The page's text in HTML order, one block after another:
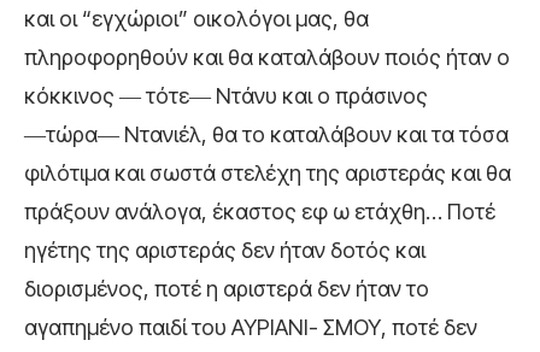
και οι “εγχώριοι” οικολόγοι μας, θα
πληροφορηθούν και θα καταλάβουν ποιός ήταν ο
κόκκινος ― τότε― Ντάνυ και ο πράσινος
―τώρα― Ντανιέλ, θα το καταλάβουν και τα τόσα
φιλότιμα και σωστά στελέχη της αριστεράς και θα
πράξουν ανάλογα, έκαστος εφ ω ετάχθη… Ποτέ
ηγέτης της αριστεράς δεν ήταν δοτός και
διορισμένος, ποτέ η αριστερά δεν ήταν το
αγαπημένο παιδί του ΑΥΡΙΑΝΙ- ΣΜΟΥ, ποτέ δεν